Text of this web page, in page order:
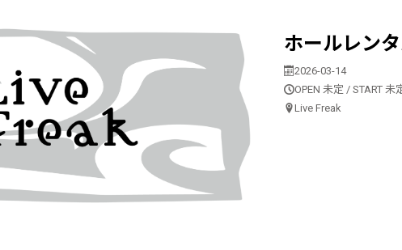
ホールレン
2026-03-14
OPEN 未定 / START 未
Live Freak